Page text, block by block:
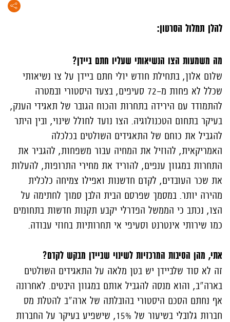
להלן תמלול הסרטון:
מה משמעות הצו הנשיאותי שעליו חתם ביידן?
שלום אלון, בתחילת חודש יולי חתם ביידן על צו נשיאותי
שכלל לא פחות מ-72 סעיפים, בצעד היסטורי ובמטרה
להתמודד עם הירידה בתחרות והכוח הגובר של תאגידי הענק,
בעיקר בתחום הטכנולוגיה. הצו נועד לחולל שינוי, ובין היתר
להגביל את כוחם של התאגידים השולטים בכלכלה
האמריקאית, להוזיל את המחיה עבור משפחות, להגביר את
התחרות במגוון ענפים, להוריד את מחירי התרופות, להעלות
את שכר העובדים, לקדם חדשנות ואפילו צמיחה כלכלית
מהירה יותר. במסמך שפרסם הבית הלבן סמוך לחתימה על
הצו, נכתב כי הממשל הפדרלי יקבע תקנות חדשות בתחומים
כמו שירותי אינטרנט וסעיפי אי תחרותיות בחוזי עבודה.
אתי, מהן הסיבות המרכזיות לשינוי שביידן מבקש לקדם?
זה לא סוד שלביידן יש בטן מלאה על התאגידים השולטים
בארה"ב, והוא מנסה להגביל אותם במגוון היבטים. לאחרונה
אף נחתם הסכם היסטורי בהובלתה של ארה"ב להטלת מס
חברות גלובלי בשיעור של 15%, שישפיע בעיקר על החברות